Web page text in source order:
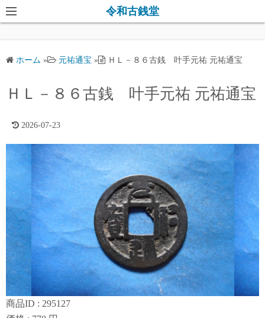
コ
ン
プ
令和古銭堂
ホーム » 元祐通宝 » ＨＬ－８６古銭 叶手元祐 元祐通宝
ＨＬ－８６古銭 叶手元祐 元祐通宝
2026-07-23
商品ID : 295127